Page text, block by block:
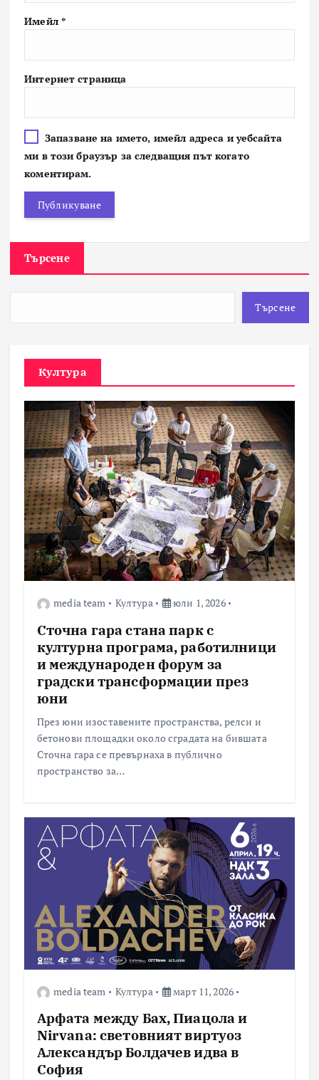
Имейл *
Интернет страница
Запазване на името, имейл адреса и уебсайта
ми в този браузър за следващия път когато
коментирам.
Търсене
Търсене
Култура
media team Култура юли 1, 2026
Сточна гара стана парк с
културна програма, работилници
и международен форум за
градски трансформации през
юни
През юни изоставените пространства, релси и
бетонови площадки около сградата на бившата
Сточна гара се превърнаха в публично
пространство за…
media team Култура март 11, 2026
Арфата между Бах, Пиацола и
Nirvana: световният виртуоз
Александър Болдачев идва в
София